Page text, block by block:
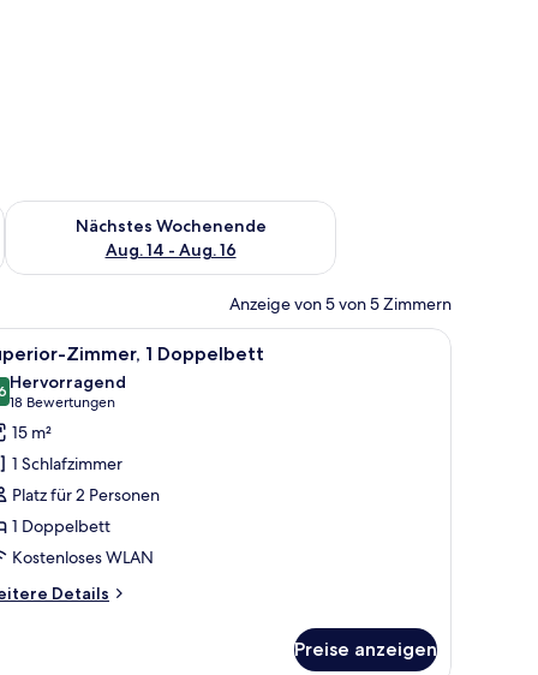
Aug. 7 - Aug. 9.
Nächstes Wochenende
Aug. 14 - Aug. 16
Überprüfe die Verfügbarkeit für nächstes Wochenende, Aug.
Anzeige von 5 von 5 Zimmern
und Handtuchhalter.
Schreibtisch und einem Stuhl. Es gibt ein großes Fenster mit Vorhängen
Ein modernes Hotelzimmer mit einem
8 Zimmer, 1 Doppelbett
von 10
Hervorragend
18 Bewertungen
(18
Bewertungen)
15 m²
1 Schlafzimmer
Platz für 2 Personen
1 Doppelbett
Kostenloses WLAN
Details
Preise anzeigen